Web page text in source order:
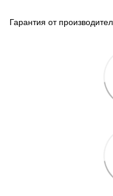
Гарантия от